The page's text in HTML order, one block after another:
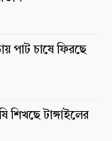
পাট চাষে ফিরছে
শিখছে টাঙ্গাইলের